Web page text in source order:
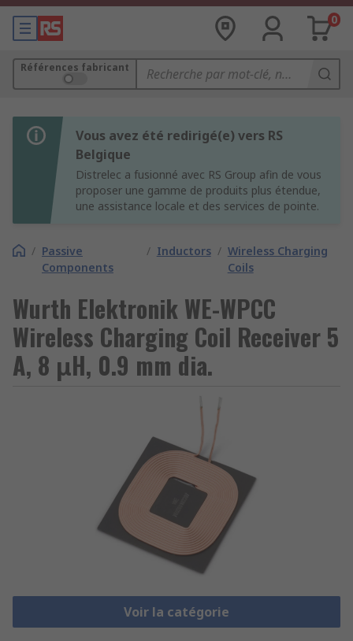
0
Références fabricant
Vous avez été redirigé(e) vers RS
Belgique
Distrelec a fusionné avec RS Group afin de vous
proposer une gamme de produits plus étendue,
une assistance locale et des services de pointe.
/ Passive
Components
/ Inductors / Wireless Charging
Coils
Wurth Elektronik WE-WPCC
Wireless Charging Coil Receiver 5
A, 8 μH, 0.9 mm dia.
Voir la catégorie